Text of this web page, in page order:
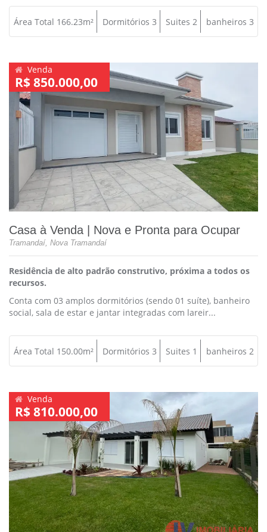
Área Total 166.23m² Dormitórios 3 Suites 2 banheiros 3
Venda
R$ 850.000,00
Casa à Venda | Nova e Pronta para Ocupar
Tramandaí, Nova Tramandaí
Residência de alto padrão construtivo, próxima a todos os
recursos.
Conta com 03 amplos dormitórios (sendo 01 suíte), banheiro
social, sala de estar e jantar integradas com lareir...
Área Total 150.00m² Dormitórios 3 Suites 1 banheiros 2
Venda
R$ 810.000,00